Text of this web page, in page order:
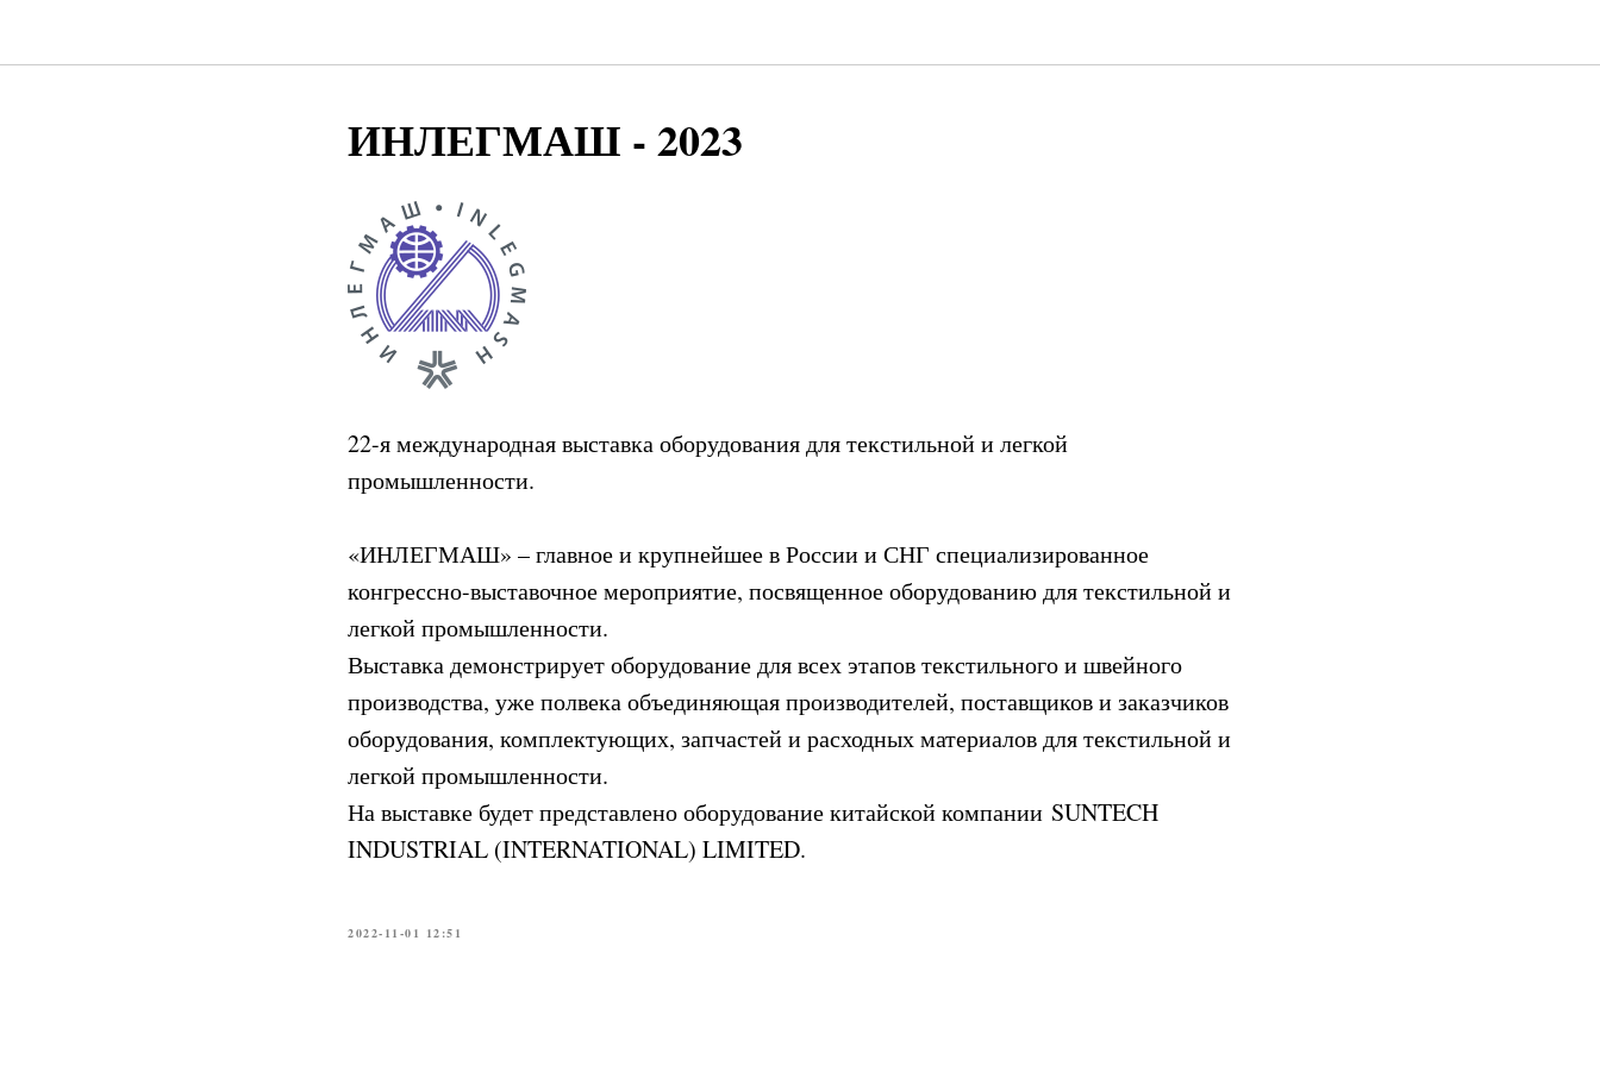
ИНЛЕГМАШ - 2023
22-я международная выставка оборудования для текстильной и легкой
промышленности.
«ИНЛЕГМАШ» – главное и крупнейшее в России и СНГ специализированное
конгрессно-выставочное мероприятие, посвященное оборудованию для текстильной и
легкой промышленности.
Выставка демонстрирует оборудование для всех этапов текстильного и швейного
производства, уже полвека объединяющая производителей, поставщиков и заказчиков
оборудования, комплектующих, запчастей и расходных материалов для текстильной и
легкой промышленности.
На выставке будет представлено оборудование китайской компании SUNTECH
INDUSTRIAL (INTERNATIONAL) LIMITED.
2022-11-01 12:51